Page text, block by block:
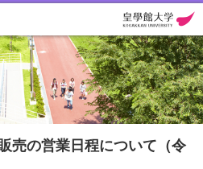
売の営業日程について（令